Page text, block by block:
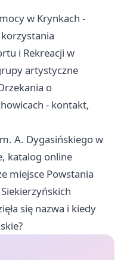
w Krynkach -
i Rekreacji w
artystyczne
o
- kontakt,
A. Dygasińskiego w
katalog online
miejsce Powstania
się nazwa i kiedy